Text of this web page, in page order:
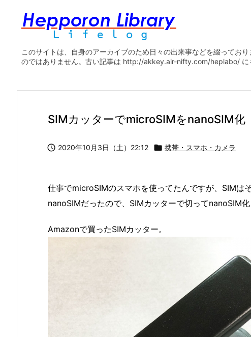
このサイトは、自身のアーカイブのため日々の出来事などを綴ってお
のではありません。古い記事は http://akkey.air-nifty.com/heplabo/ に
SIMカッターでmicroSIMをnanoSIM化
 2020年10月3日（土）22:12  携帯・スマホ・カメラ
仕事でmicroSIMのスマホを使ってたんですが、SIMは
nanoSIMだったので、SIMカッターで切ってnanoSIM化
Amazonで買ったSIMカッター。